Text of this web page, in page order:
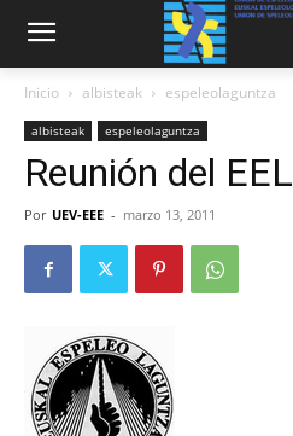
Inicio albisteak espeleolaguntza
albisteak espeleolaguntza
Reunión del EEL
Por UEV-EEE - marzo 13, 2011